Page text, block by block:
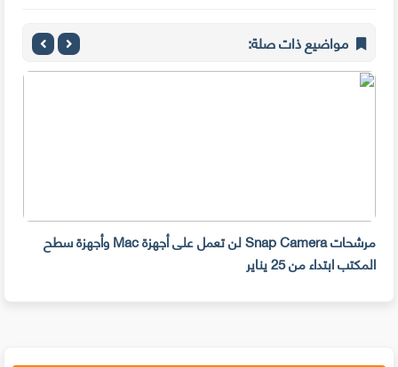
مواضيع ذات صلة:
مرشحات Snap Camera لن تعمل على أجهزة Mac وأجهزة سطح
المكتب ابتداء من 25 يناير